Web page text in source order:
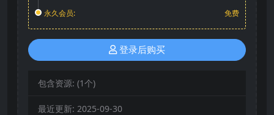
永久会员:
免费
登录后购买
包含资源: (1个)
最近更新: 2025-09-30